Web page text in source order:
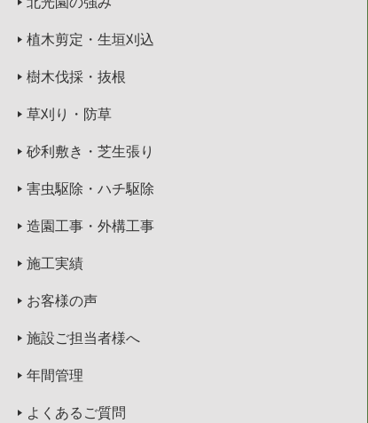
植木剪定・生垣刈込
樹木伐採・抜根
草刈り・防草
砂利敷き・芝生張り
害虫駆除・ハチ駆除
造園工事・外構工事
施工実績
お客様の声
施設ご担当者様へ
年間管理
よくあるご質問